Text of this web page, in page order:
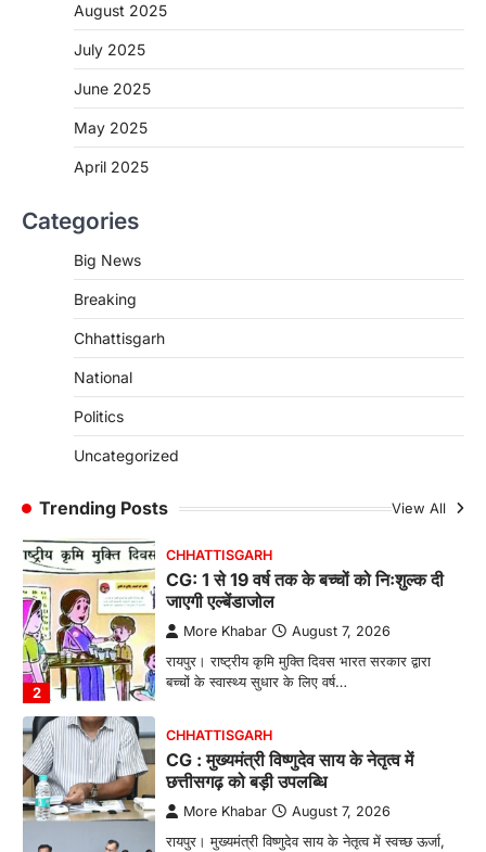
August 2025
July 2025
June 2025
May 2025
April 2025
Categories
Big News
Breaking
Chhattisgarh
National
Politics
Uncategorized
Trending Posts View All
CHHATTISGARH
जशपुर जिले की 5 माह की मासूम…
CG: छिपली की दीदियों का कमाल, बकरी
बनाने की दिशा में जिले के नगरी…
2
CHHATTISGARH
CG: 1 से 19 वर्ष तक के बच्चों को निःशुल्क दी
जाएगी एल्बेंडाजोल
More Khabar August 7, 2026
रायपुर। राष्ट्रीय कृमि मुक्ति दिवस भारत सरकार द्वारा
बच्चों के स्वास्थ्य सुधार के लिए वर्ष…
CHHATTISGARH
CG : मुख्यमंत्री विष्णुदेव साय के नेतृत्व में
छत्तीसगढ़ को बड़ी उपलब्धि
More Khabar August 7, 2026
रायपुर। मुख्यमंत्री विष्णुदेव साय के नेतृत्व में स्वच्छ ऊर्जा,